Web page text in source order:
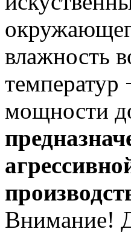
влажность
мощности
Внимание!